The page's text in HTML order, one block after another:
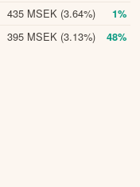
435 MSEK (3.64%) 1%
395 MSEK (3.13%)
48%